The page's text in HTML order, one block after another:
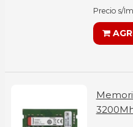
Precio s/